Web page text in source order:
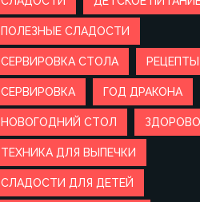
ПОЛЕЗНЫЕ СЛАДОСТИ
СЕРВИРОВКА СТОЛА РЕЦЕПТЫ
СЕРВИРОВКА ГОД ДРАКОНА
НОВОГОДНИЙ СТОЛ
ТЕХНИКА ДЛЯ ВЫПЕЧКИ
СЛАДОСТИ ДЛЯ ДЕТЕЙ